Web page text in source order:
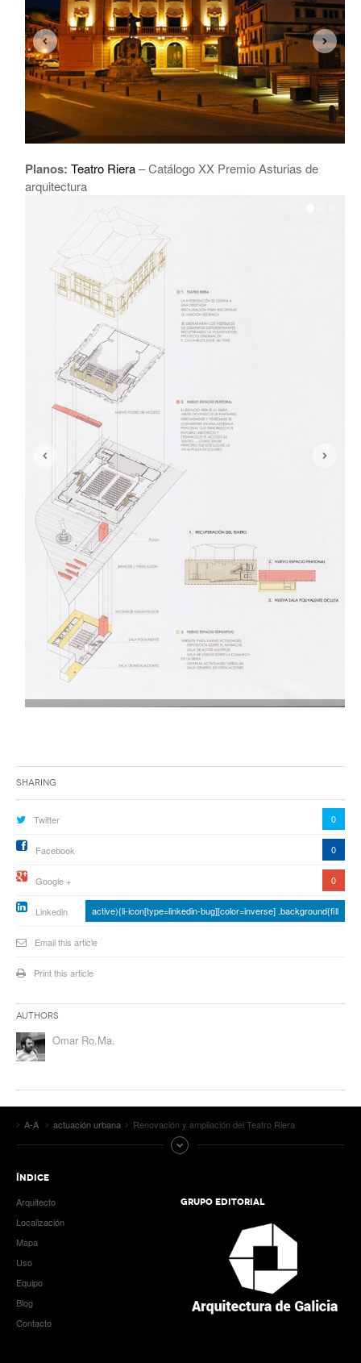
Planos: Teatro Riera– Catálogo XX Premio Asturias de
arquitectura
Sharing
Twitter 0
Facebook 0
Google + 0
Linkedin active){li-icon[type=linkedin-bug][color=inverse] .background{fill
Email this article
Print this article
Authors
Omar Ro.Ma.
A-A actuación urbana Renovación y ampliación del Teatro Riera
ÍNDICE
Arquitecto
Localización
Mapa
Uso
Equipo
Blog
Contacto
GRUPO EDITORIAL